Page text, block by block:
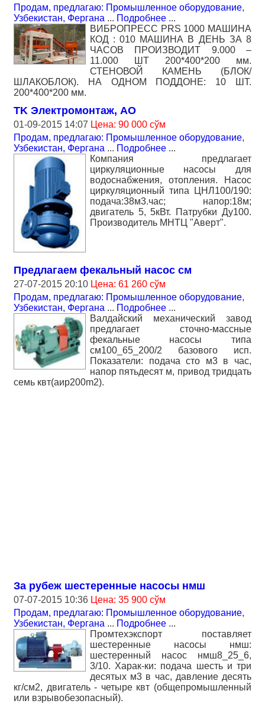
Продам, предлагаю: Промышленное оборудование,
Узбекистан, Фергана ... Подробнее ...
ВИБРОПРЕСС PRS 1000 МАШИНА
КОД : 010 МАШИНА В ДЕНЬ ЗА 8
ЧАСОВ ПРОИЗВОДИТ 9.000 –
11.000 ШТ 200*400*200 мм.
СТЕНОВОЙ КАМЕНЬ (БЛОК/
ШЛАКОБЛОК). НА ОДНОМ ПОДДОНЕ: 10 ШТ.
200*400*200 мм.
ТK Электромонтаж, АО
01-09-2015 14:07 Цена: 90 000 сўм
Продам, предлагаю: Промышленное оборудование,
Узбекистан, Фергана ... Подробнее ...
Компания предлагает
циркуляционные насосы для
водоснабжения, отопления. Насос
циркуляционный типа ЦНЛ100/190:
подача:38м3.час; напор:18м;
двигатель 5, 5кВт. Патрубки Ду100.
Производитель МНТЦ "Аверт".
Предлагаем фекальный насос см
27-07-2015 20:10 Цена: 61 260 сўм
Продам, предлагаю: Промышленное оборудование,
Узбекистан, Фергана ... Подробнее ...
Валдайский механический завод
предлагает сточно-массные
фекальные насосы типа
см100_65_200/2 базового исп.
Показатели: подача сто м3 в час,
напор пятьдесят м, привод тридцать
семь квт(аир200m2).
За рубеж шестеренные насосы нмш
07-07-2015 10:36 Цена: 35 900 сўм
Продам, предлагаю: Промышленное оборудование,
Узбекистан, Фергана ... Подробнее ...
Промтехэкспорт поставляет
шестеренные насосы нмш:
шестеренный насос нмш8_25_6,
3/10. Харак-ки: подача шесть и три
десятых м3 в час, давление десять
кг/см2, двигатель - четыре квт (общепромышленный
или взрывобезопасный).